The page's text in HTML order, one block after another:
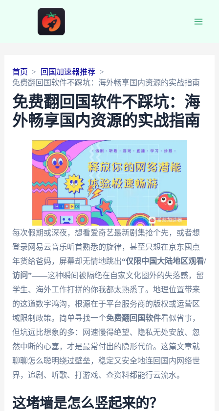
首页
回国加速器推荐
免费翻回国软件不踩坑：海外畅享国内资源的实战指南
免费翻回国软件不踩坑：海
外畅享国内资源的实战指南
每次假期或深夜，想看爱奇艺最新剧集抢个先，或者想
登录网易云音乐听首熟悉的旋律，甚至只想在京东囤点
年货给爸妈，屏幕却无情地跳出“仅限中国大陆地区观看/
访问”——这种瞬间被隔绝在自家文化圈外的失落感，留
学生、海外工作打拼的你我都太熟悉了。地理位置带来
的这道数字鸿沟，根源在于平台服务商的版权或运营区
域限制政策。简单寻找一个免费翻回国软件看似省事，
但坑远比想象的多：网速慢得绝望、隐私无处安放、忽
然中断的心塞，才是最常付出的隐形代价。这篇文章就
聊聊怎么聪明绕过壁垒，稳定又安全地连回国内网络世
界，追剧、听歌、打游戏、查资料都能行云流水。
这堵墙是怎么竖起来的？